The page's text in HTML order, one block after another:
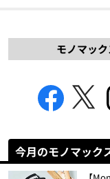
モノマッ
今月のモノマック